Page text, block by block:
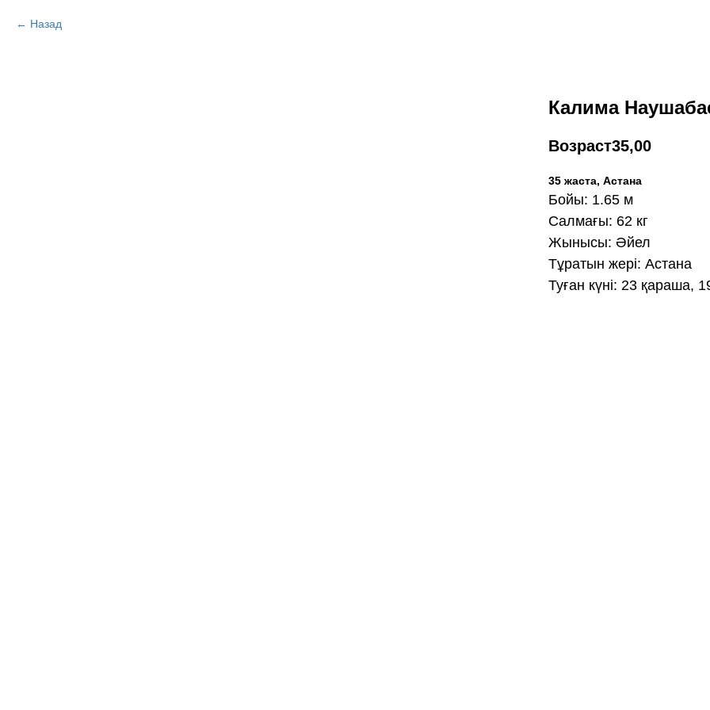
Назад
Калима
Возраст35,00
35 жаста, Астана
Бойы: 1.65 м
Салмағы: 62 кг
Жынысы: Әйел
Тұратын жері: Астана
Туған күні: 23 қараша,